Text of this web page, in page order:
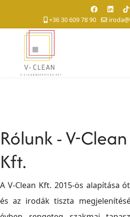
+36 30 609 78 90
Rólunk - V-
Kft.
A V-Clean Kft. 2015-ös alapítása
és az irodák tiszta